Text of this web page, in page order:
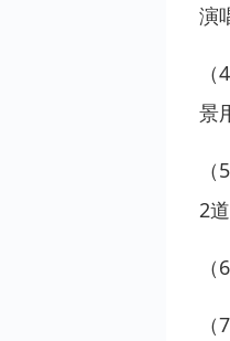
演
景
2